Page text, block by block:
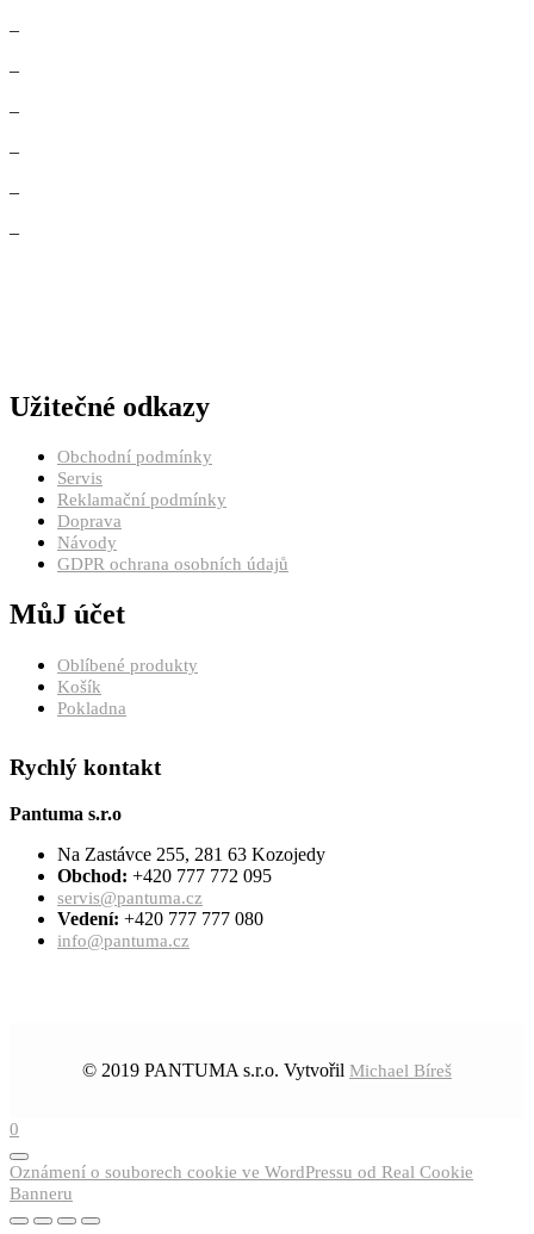
–
–
–
–
–
–
Užitečné odkazy
Obchodní podmínky
Servis
Reklamační podmínky
Doprava
Návody
GDPR ochrana osobních údajů
MůJ účet
Oblíbené produkty
Košík
Pokladna
Rychlý kontakt
Pantuma s.r.o
Na Zastávce 255, 281 63 Kozojedy
Obchod: +420 777 772 095
servis@pantuma.cz
Vedení: +420 777 777 080
info@pantuma.cz
© 2019 PANTUMA s.r.o. Vytvořil Michael Bíreš
0
Oznámení o souborech cookie ve WordPressu od Real Cookie
Banneru